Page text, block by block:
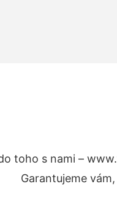
toho s nami –
Garantujeme